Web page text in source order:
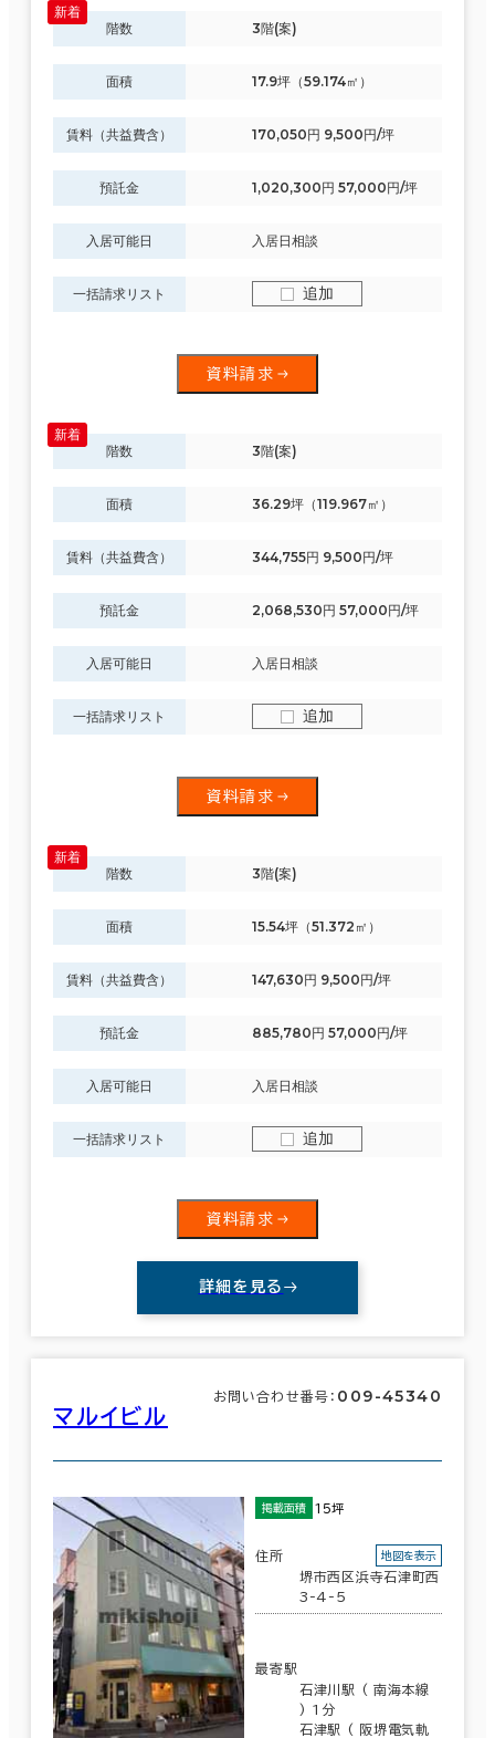
階数 3階(案)
面積 17.9坪（59.174㎡）
賃料（共益費含） 170,050円 9,500円/坪
預託金 1,020,300円 57,000円/坪
入居可能日 入居日相談
一括請求リスト 追加
資料請求
階数 3階(案)
面積 36.29坪（119.967㎡）
賃料（共益費含） 344,755円 9,500円/坪
預託金 2,068,530円 57,000円/坪
入居可能日 入居日相談
一括請求リスト 追加
資料請求
階数 3階(案)
面積 15.54坪（51.372㎡）
賃料（共益費含） 147,630円 9,500円/坪
預託金 885,780円 57,000円/坪
入居可能日 入居日相談
一括請求リスト 追加
資料請求
詳細を見る
マルイビル
お問い合わせ番号： 009-45340
掲載面積 15坪
住所
堺市西区浜寺石津町西
3-4-5
地図を表示
最寄駅
石津川駅 ( 南海本線
) 1分
石津駅 ( 阪堺電気軌